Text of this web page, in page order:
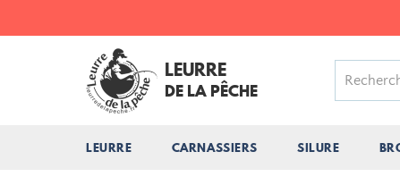
LEURRE
DE LA PÊCHE
LEURRE CARNASSIERS SILURE